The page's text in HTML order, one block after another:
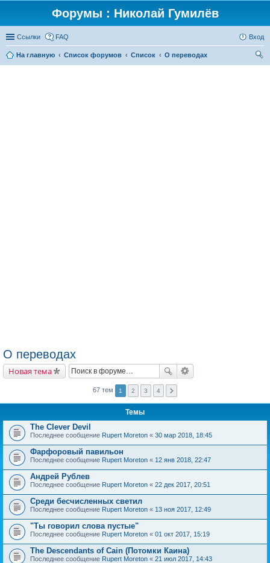
Форумы : Николай Гумилёв
Ссылки FAQ Вход
На главную Список форумов Список
О переводах
О переводах
Новая тема
67 тем 1 2 3 4
Темы
The Clever Devil
Последнее сообщение Rupert Moreton « 30 мар 2018, 18:45
Фарфоровый павильон
Последнее сообщение Rupert Moreton « 12 янв 2018, 22:47
Андрей Рублев
Последнее сообщение Rupert Moreton « 22 дек 2017, 20:51
Среди бесчисленных светил
Последнее сообщение Rupert Moreton « 13 ноя 2017, 12:49
"Ты говорил слова пустые"
Последнее сообщение Rupert Moreton « 01 окт 2017, 15:19
The Descendants of Cain (Потомки Каина)
Последнее сообщение Rupert Moreton « 21 июл 2017, 14:43